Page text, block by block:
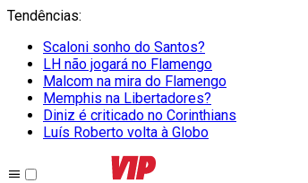
Tendências:
Scaloni sonho do Santos?
LH não jogará no Flamengo
Malcom na mira do Flamengo
Memphis na Libertadores?
Diniz é criticado no Corinthians
Luís Roberto volta à Globo